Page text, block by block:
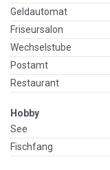
Geldautomat
Friseursalon
Wechselstube
Postamt
Restaurant
Hobby
See
Fischfang